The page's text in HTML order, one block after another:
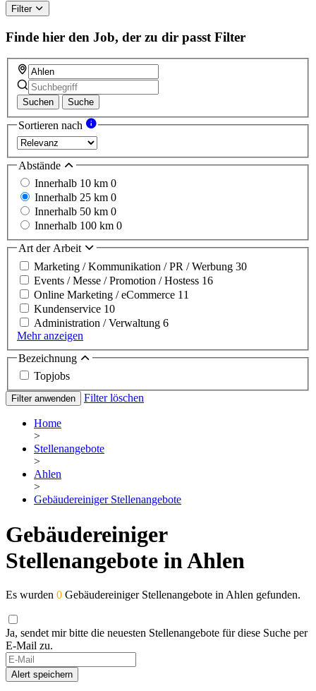
Filter
Finde hier den Job, der zu dir passt Filter
Suchen Suche
Sortieren nach
Abstände
Innerhalb 10 km 0
Innerhalb 25 km 0
Innerhalb 50 km 0
Innerhalb 100 km 0
Art der Arbeit
Marketing / Kommunikation / PR / Werbung 30
Events / Messe / Promotion / Hostess 16
Online Marketing / eCommerce 11
Kundenservice 10
Administration / Verwaltung 6
Mehr anzeigen
Bezeichnung
Topjobs
Filter anwenden Filter löschen
Home
>
Stellenangebote
>
Ahlen
>
Gebäudereiniger Stellenangebote
Gebäudereiniger
Stellenangebote in Ahlen
Es wurden 0 Gebäudereiniger Stellenangebote in Ahlen gefunden.
Ja, sendet mir bitte die neuesten Stellenangebote für diese Suche per
E-Mail zu.
Alert speichern